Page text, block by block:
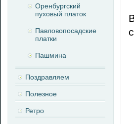
Оренбургский
пуховый платок
Павловопосадские
платки
Пашмина
Поздравляем
Полезное
Ретро